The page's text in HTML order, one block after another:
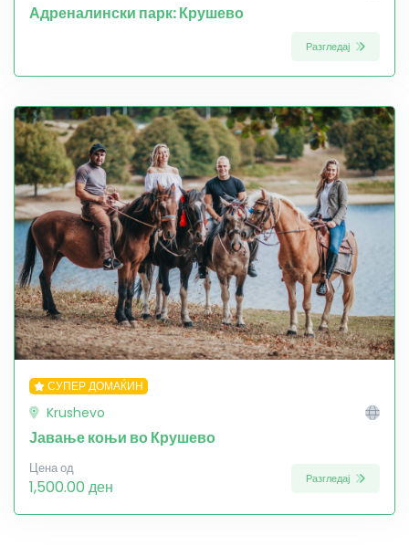
Адреналински парк: Крушево
Разгледај
СУПЕР ДОМАЌИН
Krushevo
Јавање коњи во Крушево
Цена од
1,500.00 ден Разгледај